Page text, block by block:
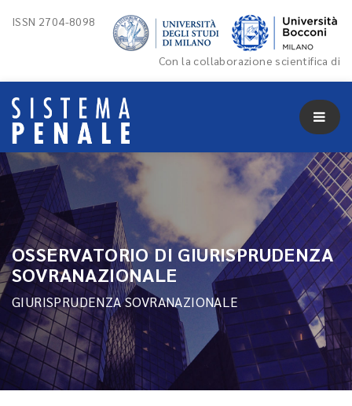
ISSN 2704-8098
Con la collaborazione scientifica di
OSSERVATORIO DI GIURISPRUDENZA
SOVRANAZIONALE
GIURISPRUDENZA SOVRANAZIONALE